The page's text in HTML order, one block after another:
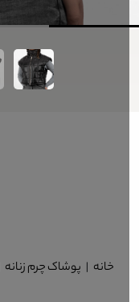
خانه | پوشاک چرم زنانه|